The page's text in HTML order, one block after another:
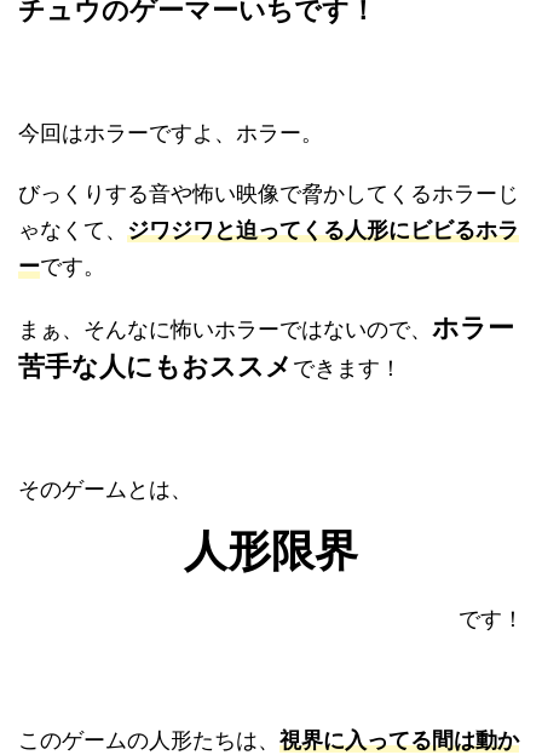
チュウのゲーマーいちです！
今回はホラーですよ、ホラー。
びっくりする音や怖い映像で脅かしてくるホラーじ
ゃなくて、 ジワジワと迫ってくる人形にビビるホラ
ーです。
まぁ、そんなに怖いホラーではないので、 ホラー
苦手な人にもおススメ できます！
そのゲームとは、
人形限界
です！
このゲームの人形たちは、 視界に入ってる間は動か